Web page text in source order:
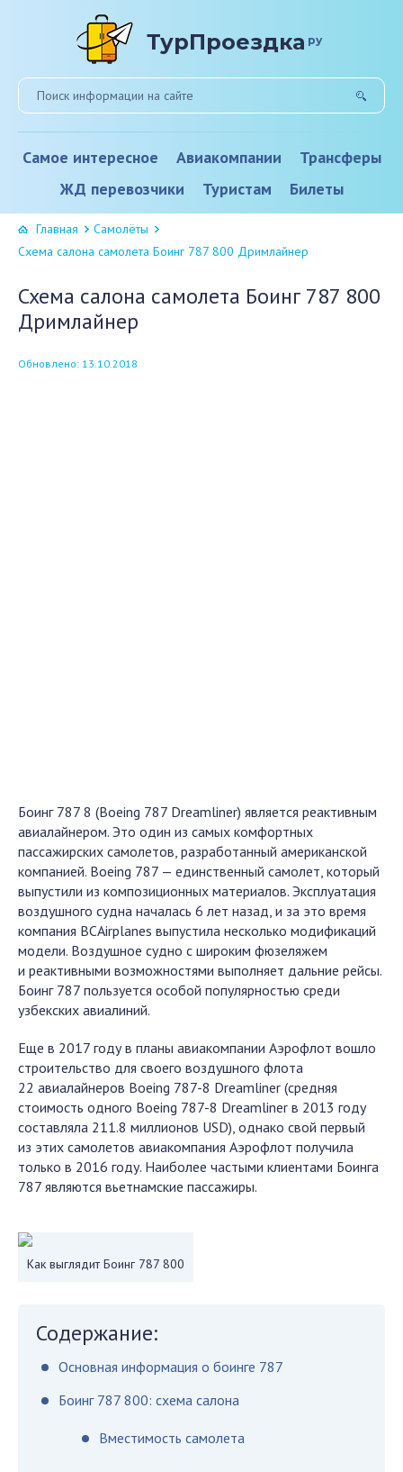
ТурПроездка ру
Самое интересное Авиакомпании
Трансферы
ЖД перевозчики
Туристам Билеты
Главная
Самолёты
Схема салона самолета Боинг 787 800 Дримлайнер
Схема салона самолета Боинг 787 800
Дримлайнер
Обновлено: 13.10.2018
Боинг 787 8 (Boeing 787 Dreamliner) является реактивным
авиалайнером. Это один из самых комфортных
пассажирских самолетов, разработанный американской
компанией. Boeing 787 — единственный самолет, который
выпустили из композиционных материалов. Эксплуатация
воздушного судна началась 6 лет назад, и за это время
компания BCAirplanes выпустила несколько модификаций
модели. Воздушное судно с широким фюзеляжем
и реактивными возможностями выполняет дальние рейсы.
Боинг 787 пользуется особой популярностью среди
узбекских авиалиний.
Еще в 2017 году в планы авиакомпании Аэрофлот вошло
строительство для своего воздушного флота
22 авиалайнеров Boeing 787-8 Dreamliner (средняя
стоимость одного Boeing 787-8 Dreamliner в 2013 году
составляла 211.8 миллионов USD), однако свой первый
из этих самолетов авиакомпания Аэрофлот получила
только в 2016 году. Наиболее частыми клиентами Боинга
787 являются вьетнамские пассажиры.
Как выглядит Боинг 787 800
Содержание:
Основная информация о боинге 787
Боинг 787 800: схема салона
Вместимость самолета